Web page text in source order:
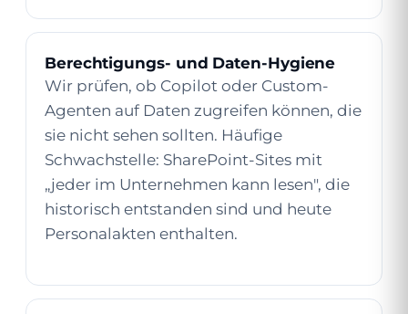
Berechtigungs- und Daten-Hygiene
Wir prüfen, ob Copilot oder Custom-
Agenten auf Daten zugreifen können, die
sie nicht sehen sollten. Häufige
Schwachstelle: SharePoint-Sites mit
„jeder im Unternehmen kann lesen", die
historisch entstanden sind und heute
Personalakten enthalten.